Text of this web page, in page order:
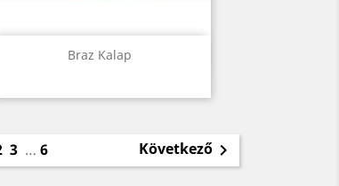
Braz Kalap
Előnézet
3 … 6 Következő